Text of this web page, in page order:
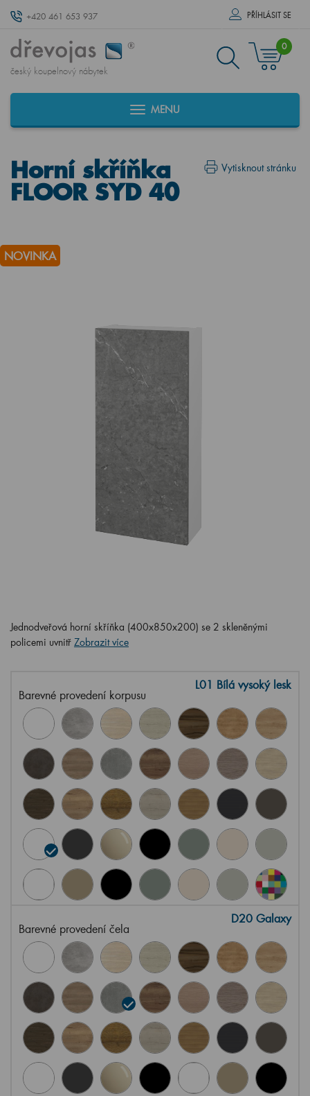
+420 461 653 937 PŘÍHLÁSIT SE
český koupelnový nábytek
0
MENU
Vytisknout stránku
Horní skříňka
FLOOR SYD 40
NOVINKA
Jednodveřová horní skříňka (400x850x200) se 2 skleněnými
policemi uvnitř Zobrazit více
Barevné provedení korpusu
L01 Bílá vysoký lesk
Barevné provedení čela
D20 Galaxy